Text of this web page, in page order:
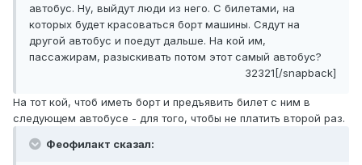
автобус. Ну, выйдут люди из него. С билетами, на
которых будет красоваться борт машины. Сядут на
другой автобус и поедут дальше. На кой им,
пассажирам, разыскивать потом этот самый автобус?
32321[/snapback]
На тот кой, чтоб иметь борт и предъявить билет с ним в
следующем автобусе - для того, чтобы не платить второй раз.
Феофилакт сказал: